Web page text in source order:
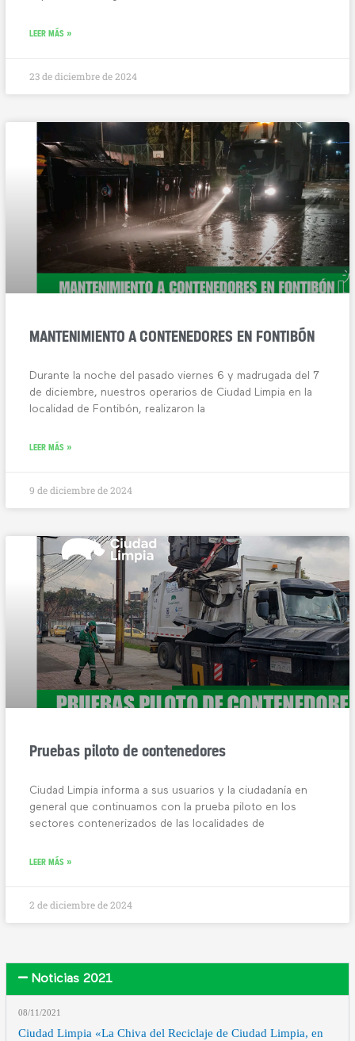
LEER MÁS »
23 de diciembre de 2024
MANTENIMIENTO A CONTENEDORES EN FONTIBÓN
Durante la noche del pasado viernes 6 y madrugada del 7
de diciembre, nuestros operarios de Ciudad Limpia en la
localidad de Fontibón, realizaron la
LEER MÁS »
9 de diciembre de 2024
Pruebas piloto de contenedores
Ciudad Limpia informa a sus usuarios y la ciudadanía en
general que continuamos con la prueba piloto en los
sectores contenerizados de las localidades de
LEER MÁS »
2 de diciembre de 2024
Noticias 2021
08/11/2021
Ciudad Limpia «La Chiva del Reciclaje de Ciudad Limpia, en